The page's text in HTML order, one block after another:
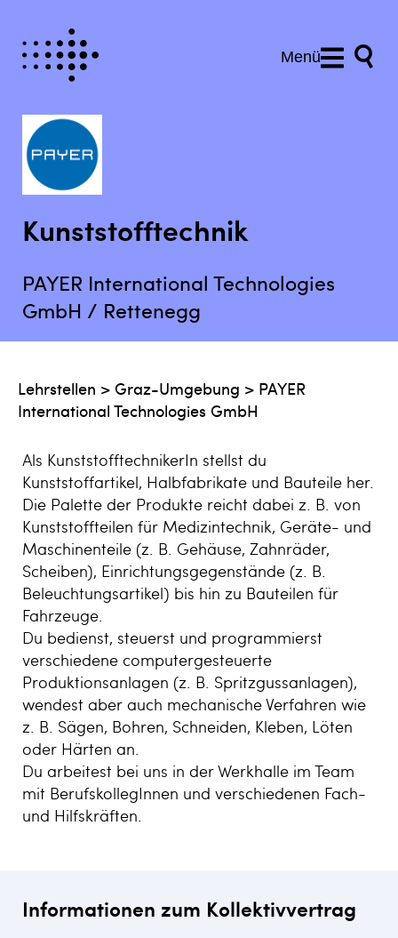
Menü
Kunststofftechnik
PAYER International Technologies
GmbH / Rettenegg
Lehrstellen > Graz-Umgebung > PAYER
International Technologies GmbH
Als KunststofftechnikerIn stellst du
Kunststoffartikel, Halbfabrikate und Bauteile her.
Die Palette der Produkte reicht dabei z. B. von
Kunststoffteilen für Medizintechnik, Geräte- und
Maschinenteile (z. B. Gehäuse, Zahnräder,
Scheiben), Einrichtungsgegenstände (z. B.
Beleuchtungsartikel) bis hin zu Bauteilen für
Fahrzeuge.
Du bedienst, steuerst und programmierst
verschiedene computergesteuerte
Produktionsanlagen (z. B. Spritzgussanlagen),
wendest aber auch mechanische Verfahren wie
z. B. Sägen, Bohren, Schneiden, Kleben, Löten
oder Härten an.
Du arbeitest bei uns in der Werkhalle im Team
mit BerufskollegInnen und verschiedenen Fach-
und Hilfskräften.
Informationen zum Kollektivvertrag